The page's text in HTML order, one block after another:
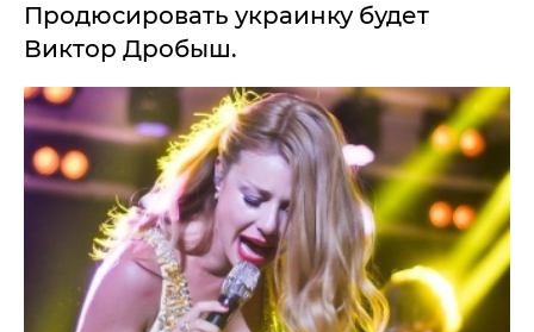
Продюсировать украинку будет
Виктор Дробыш.